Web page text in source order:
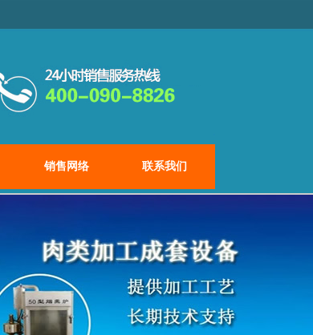
销售网络 联系我们